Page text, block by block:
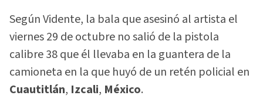
Según Vidente, la bala que asesinó al artista el
viernes 29 de octubre no salió de la pistola
calibre 38 que él llevaba en la guantera de la
camioneta en la que huyó de un retén policial en
Cuautitlán, Izcali, México.